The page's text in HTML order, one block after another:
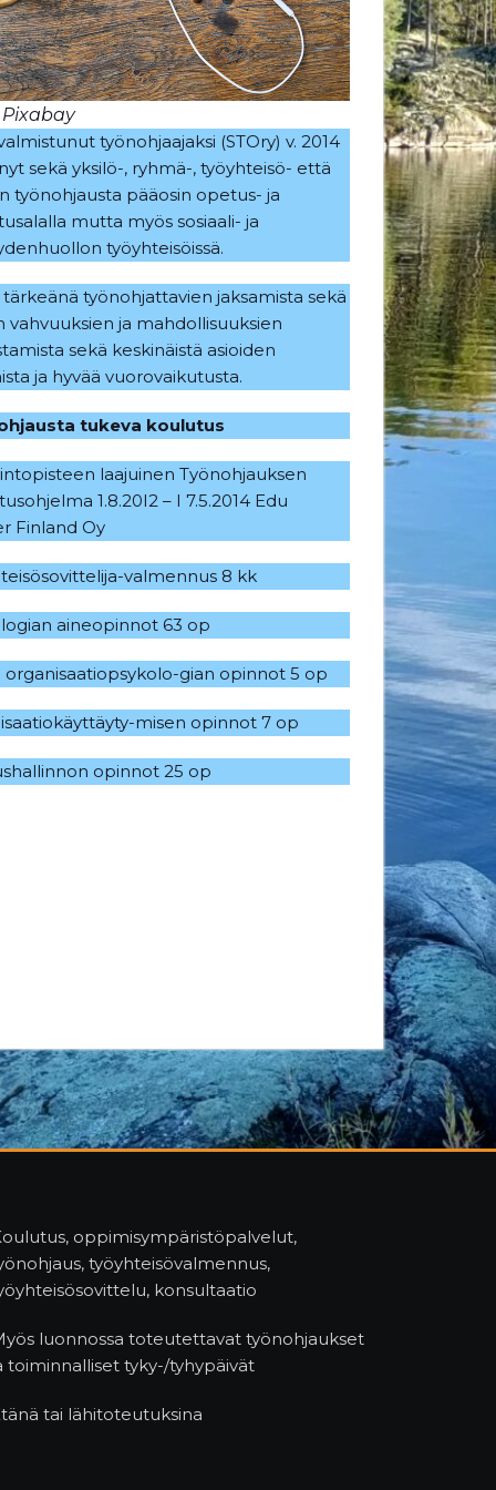
työnohjaajaksi (STOry) v. 2014
sekä yksilö-, ryhmä-, työyhteisö- että
työnohjausta pääosin opetus- ja
mutta myös sosiaali- ja
työyhteisöissä.
työnohjattavien jaksamista sekä
vahvuuksien ja mahdollisuuksien
sekä keskinäistä asioiden
ja hyvää vuorovaikutusta.
tukeva koulutus
laajuinen Työnohjauksen
1.8.20I2 – I 7.5.2014 Edu
Finland Oy
valmennus 8 kk
aineopinnot 63 op
organisaatiopsykolo-gian opinnot 5 op
misen opinnot 7 op
opinnot 25 op
oppimisympäristöpalvelut,
työyhteisövalmennus,
konsultaatio
luonnossa toteutettavat työnohjaukset
toiminnalliset tyky-/tyhypäivät
tai lähitoteutuksina